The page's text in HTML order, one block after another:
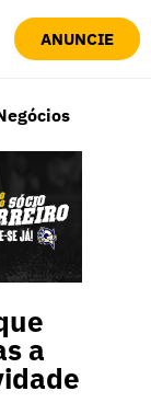
ANUNCIE
a